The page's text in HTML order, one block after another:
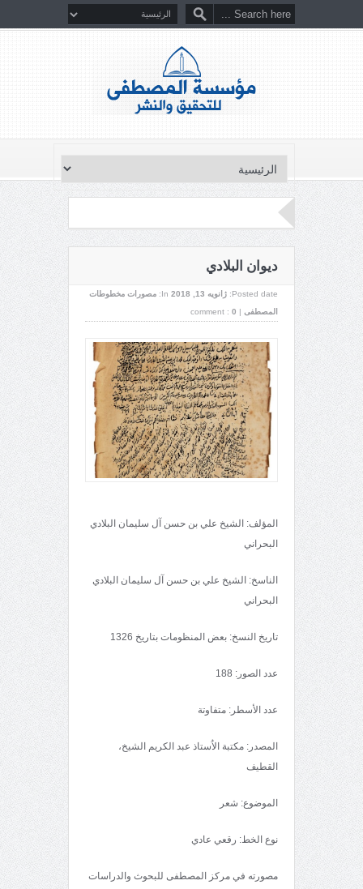
ديوان البلادي
Posted date: ژانویه 13, 2018 In:
مصورات مخطوطات
المصطفى |
comment : 0
المؤلف: الشيخ علي بن حسن آل سليمان البلادي
البحراني
الناسخ: الشيخ علي بن حسن آل سليمان البلادي
البحراني
تاريخ النسخ: بعض المنظومات بتاريخ 1326
عدد الصور: 188
عدد الأسطر: متفاوتة
المصدر: مكتبة الاُستاذ عبد الكريم الشيخ،
القطيف
الموضوع: شعر
نوع الخط: رقعي عادي
مصورته في مركز المصطفى للبحوث والدراسات